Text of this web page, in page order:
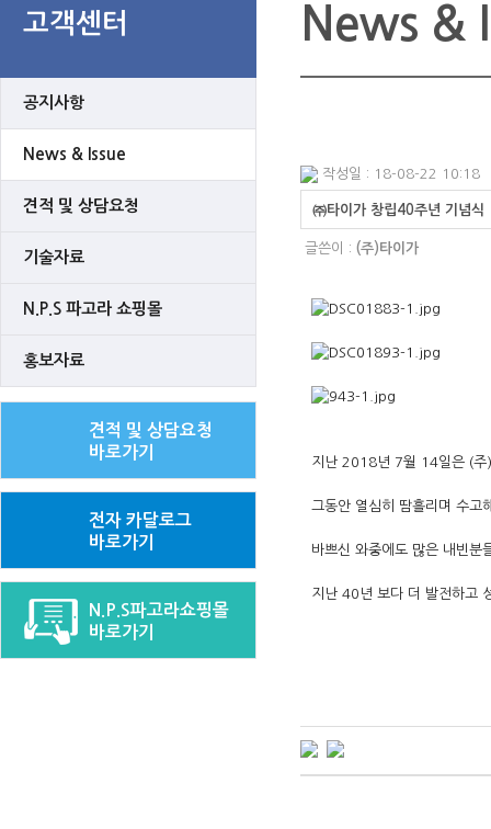
고객센터
공지사항
News & Issue
견적 및 상담요청
기술자료
N.P.S 파고라 쇼핑몰
홍보자료
견적 및 상담요청
바로가기
전자 카달로그
바로가기
N.P.S파고라쇼핑몰
바로가기
News &
작성일 : 18-08-22 10:18
㈜타이가 창립40주년 기념식
글쓴이 : (주)타이가
지난 2018년 7월 14일은 (주
그동안 열심히 땀흘리며 수고
바쁘신 와중에도 많은 내빈분
지난 40년 보다 더 발전하고